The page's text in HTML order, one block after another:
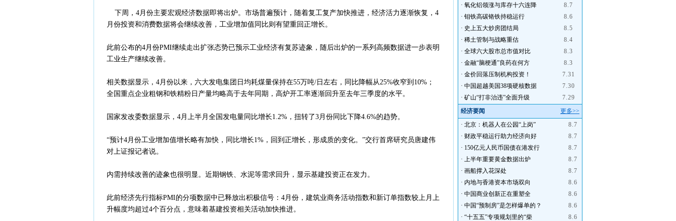
下周，4月份主要宏观经济数据即将出炉。市场普遍预计，随着复工复产加快推进，经济活力逐渐恢复，4
月份投资和消费数据将会继续改善，工业增加值同比则有望重回正增长。
此前公布的4月份PMI继续走出扩张态势已预示工业经济有复苏迹象，随后出炉的一系列高频数据进一步表明
工业生产继续改善。
相关数据显示，4月份以来，六大发电集团日均耗煤量保持在55万吨/日左右，同比降幅从25%收窄到10%；
全国重点企业粗钢和铁精粉日产量均略高于去年同期，高炉开工率逐渐回升至去年三季度的水平。
国家发改委数据显示，4月上半月全国发电量同比增长1.2%，扭转了3月份同比下降4.6%的趋势。
“预计4月份工业增加值增长略有加快，同比增长1%，回到正增长，形成质的变化。”交行首席研究员唐建伟
对上证报记者说。
内需持续改善的迹象也很明显。近期钢铁、水泥等需求回升，显示基建投资正在发力。
此前经济先行指标PMI的分项数据中已释放出积极信号：4月份，建筑业商务活动指数和新订单指数较上月上
升幅度均超过4个百分点，意味着基建投资相关活动加快推进。
· 氧化铝领涨与库存十六连降
8.7
· 钼铁高碳铬铁持稳运行
8.6
· 史上五大炒房团结局
8.5
· 稀土管制与战略重估
8.4
· 全球六大股市总市值对比
8.3
· 金融“脑梗通”良药在何方
8.3
· 金价回落压制机构投资！
7.31
· 中国超越美国38项硬核数据
7.30
· 矿山“打非治违”全面升级
7.29
经济要闻
更多>>
· 北京：机器人在公园“上岗”
8.7
· 财政平稳运行助力经济向好
8.7
· 150亿元人民币国债在港发行
8.7
· 上半年重要黄金数据出炉
8.7
· 画船撑入花深处
8.7
· 内地与香港资本市场双向
8.6
· 中国商业创新正在重塑全
8.6
· 中国“预制房”是怎样爆单的？
8.6
· “十五五”专项规划里的“柴
8.6